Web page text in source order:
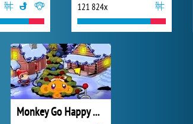
121 824x
Monkey Go Happy Xmas Tree